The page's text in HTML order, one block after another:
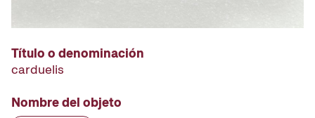
Título o denominación
carduelis
Nombre del objeto